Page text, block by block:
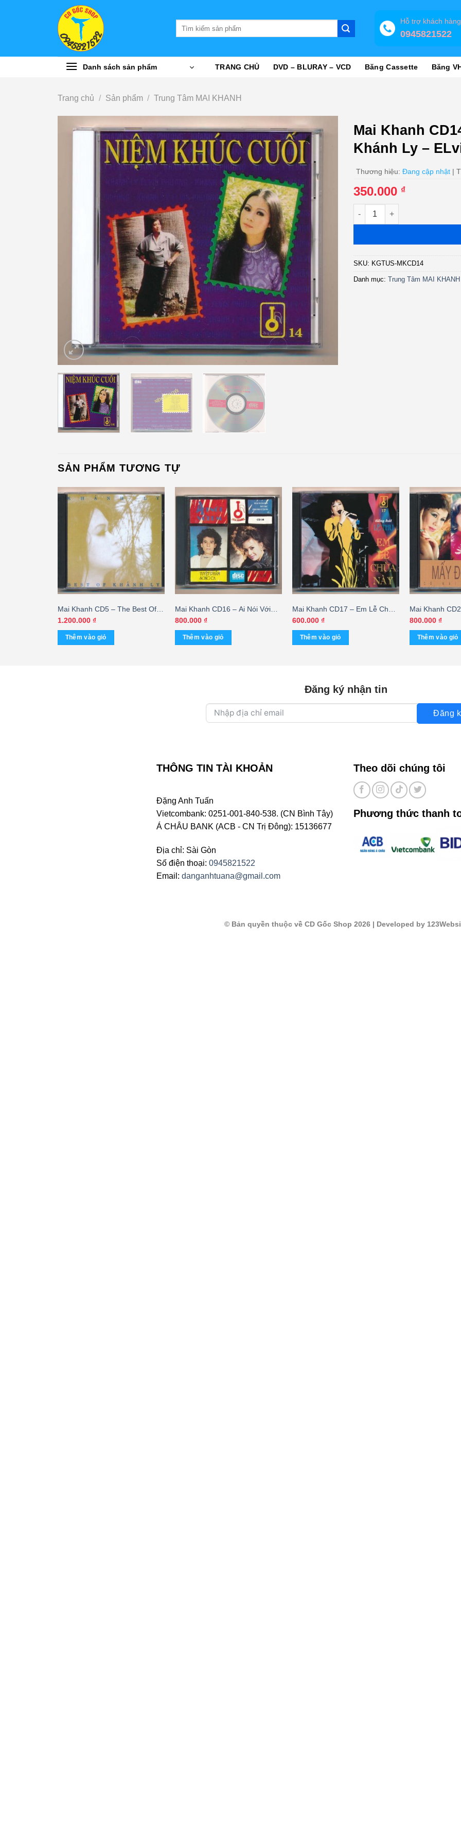
Hỗ trợ khách hàng
0945821522
Danh sách sản phẩm TRANG CHỦ DVD – BLURAY – VCD Băng Cassette Băng
Trang chủ / Sản phẩm / Trung Tâm MAI KHANH
Mai Khanh
Khánh Ly –
Thương hiệu: Đang cập nhật |
350.000 ₫
Mai Khanh CD14 - Niệm
SKU: KGTUS-MKCD14
Danh mục: Trung Tâm MAI KHANH
SẢN PHẨM TƯƠNG TỰ
Mai Khanh CD5 – The Best Of
Khánh Ly (JVC) KGTUS
1.200.000 ₫
Thêm vào giỏ
Mai Khanh CD16 – Ai Nói Với
Em (ADCA) KGTUS
800.000 ₫
Thêm vào giỏ
Mai Khanh CD17 – Em Lễ Chùa
Này – Lệ Thu (DADR) KGVHC
600.000 ₫
Thêm vào giỏ
Mai Khanh
Về (ADCA)
800.000 ₫
Thêm vào giỏ
Đăng ký nhận tin
Đăng
THÔNG TIN TÀI KHOẢN
Đặng Anh Tuấn
Vietcombank: 0251-001-840-538. (CN Bình Tây)
Á CHÂU BANK (ACB - CN Trị Đông): 15136677
Địa chỉ: Sài Gòn
Số điện thoại: 0945821522
Email: danganhtuana@gmail.com
Theo dõi chúng tôi
Phương thức thanh
© Bản quyền thuộc về CD Gốc Shop 2026| Developed by